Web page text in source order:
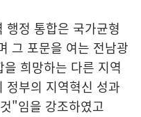
정 통합은 국가균형
그 포문을 여는 전남광
희망하는 다른 지역
정부의 지역혁신 성과
"임을 강조하였고